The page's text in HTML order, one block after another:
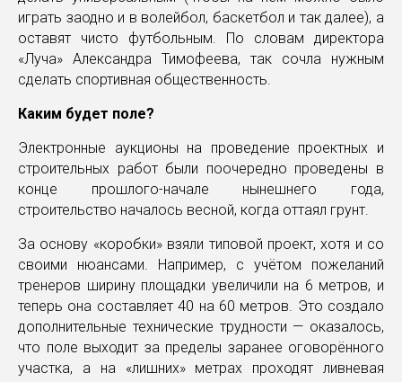
играть заодно и в волейбол, баскетбол и так далее), а
оставят чисто футбольным. По словам директора
«Луча» Александра Тимофеева, так сочла нужным
сделать спортивная общественность.
Каким будет поле?
Электронные аукционы на проведение проектных и
строительных работ были поочередно проведены в
конце прошлого-начале нынешнего года,
строительство началось весной, когда оттаял грунт.
За основу «коробки» взяли типовой проект, хотя и со
своими нюансами. Например, с учётом пожеланий
тренеров ширину площадки увеличили на 6 метров, и
теперь она составляет 40 на 60 метров. Это создало
дополнительные технические трудности — оказалось,
что поле выходит за пределы заранее оговорённого
участка, а на «лишних» метрах проходят ливневая